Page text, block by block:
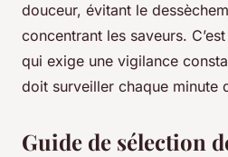
douceur, évitant le
concentrant les saveurs.
qui exige une vigilance
doit surveiller chaque minute
Guide de sélection